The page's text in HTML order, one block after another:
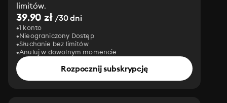
limitów.
39.90 zł/30 dni
1 konto
Nieograniczony Dostęp
Słuchanie bez limitów
Anuluj w dowolnym momencie
Rozpocznij subskrypcję